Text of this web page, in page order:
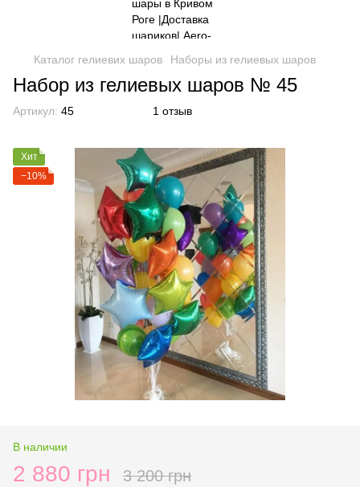
Каталог гелиевих шаров Наборы из гелиевых шаров
Набор из гелиевых шаров № 45
Артикул: 45 1 отзыв
Хит
−10%
В наличии
2 880 грн 3 200 грн